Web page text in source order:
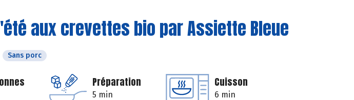
aux crevettes bio par Assiette Bleue
Sans porc
Préparation
5 min
Cuisson
6 min